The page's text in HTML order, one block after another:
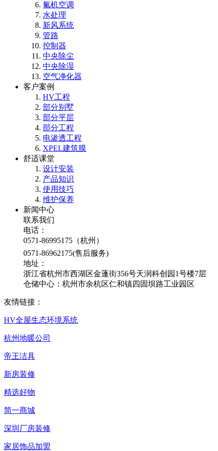
氟机空调
水处理
新风系统
管路
控制器
中央除尘
中央除湿
空气净化器
客户案例
HV工程
部分别墅
部分平层
部分工程
电渗透工程
XPEL建筑膜
舒适课堂
设计安装
产品知识
使用技巧
维护保养
新闻中心
联系我们
电话：
0571-86995175（杭州）
0571-86962175(售后服务)
地址：
浙江省杭州市西湖区金蓬街356号天润科创园1号楼7层
仓储中心：杭州市余杭区仁和镇四固坝路工业园区
友情链接：
HV全屋生态环境系统
杭州地暖公司
帝王洁具
新房装修
精选好物
简一商城
深圳厂房装修
家居饰品加盟